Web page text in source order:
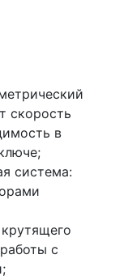
скорость
в
система:
с